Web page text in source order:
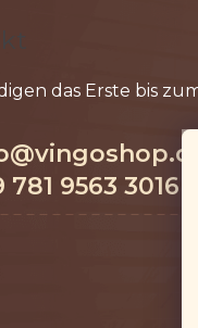
@vingoshop.de
781 9563 3016